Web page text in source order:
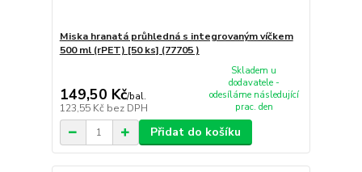
Miska hranatá průhledná s integrovaným víčkem
500 ml (rPET) [50 ks] (77705 )
149,50 Kč/bal.
123,55 Kč bez DPH
Skladem u
dodavatele -
odesíláme následující
prac. den
Přidat do košíku